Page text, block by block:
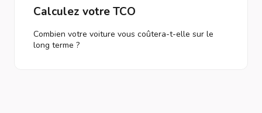
Calculez votre TCO
Combien votre voiture vous coûtera-t-elle sur le
long terme ?